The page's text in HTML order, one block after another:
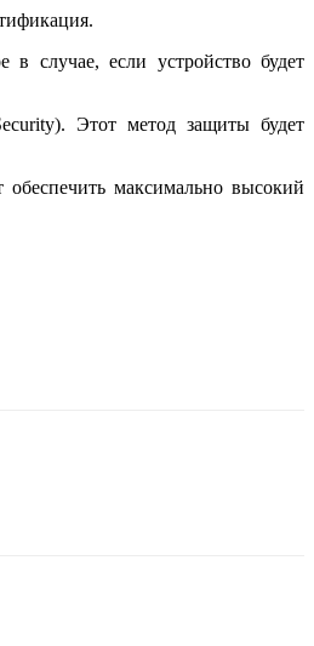
случае, если устройство будет
Этот метод защиты будет
максимально высокий